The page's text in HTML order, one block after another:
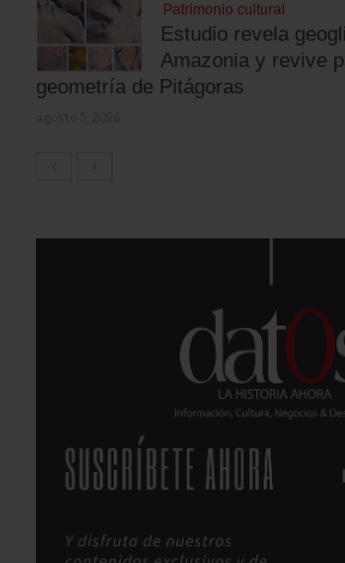
Patrimonio cultural
Estudio revela
Amazonia y revive
geometría de Pitágoras